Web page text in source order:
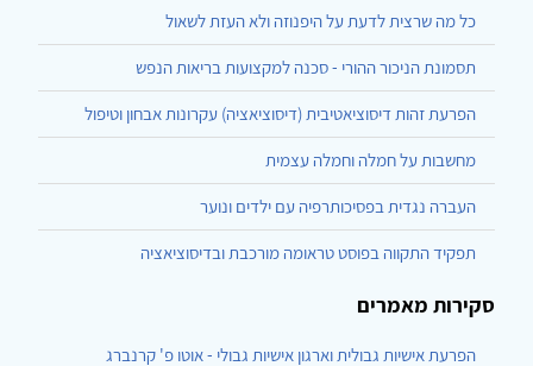
כל מה שרצית לדעת על היפנוזה ולא העזת לשאול
תסמונת הניכור ההורי - סכנה למקצועות בריאות הנפש
הפרעת זהות דיסוציאטיבית (דיסוציאציה) עקרונות אבחון וטיפול
מחשבות על חמלה וחמלה עצמית
העברה נגדית בפסיכותרפיה עם ילדים ונוער
תפקיד התקווה בפוסט טראומה מורכבת ובדיסוציאציה
סקירות מאמרים
הפרעת אישיות גבולית וארגון אישיות גבולי - אוטו פ' קרנברג